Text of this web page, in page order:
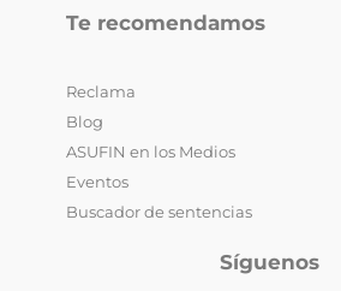
Te recomendamos
Reclama
Blog
ASUFIN en los Medios
Eventos
Buscador de sentencias
Síguenos